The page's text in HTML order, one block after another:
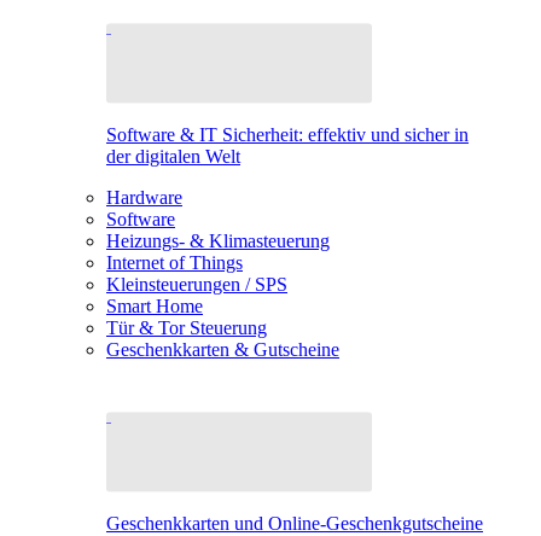
Software & IT Sicherheit: effektiv und sicher in
der digitalen Welt
Hardware
Software
Heizungs- & Klimasteuerung
Internet of Things
Kleinsteuerungen / SPS
Smart Home
Tür & Tor Steuerung
Geschenkkarten & Gutscheine
Geschenkkarten und Online-Geschenkgutscheine